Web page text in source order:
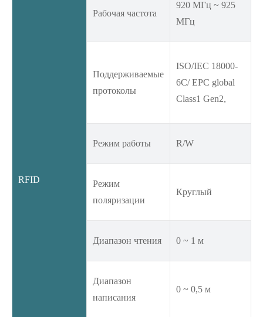
RFID
Рабочая частота
920 МГц ~ 925
МГц
Поддерживаемые
протоколы
ISO/IEC 18000-
6C/ EPC global
Class1 Gen2,
Режим работы R/W
Режим
поляризации
Круглый
Диапазон чтения 0 ~ 1 м
Диапазон
написания
0 ~ 0,5 м